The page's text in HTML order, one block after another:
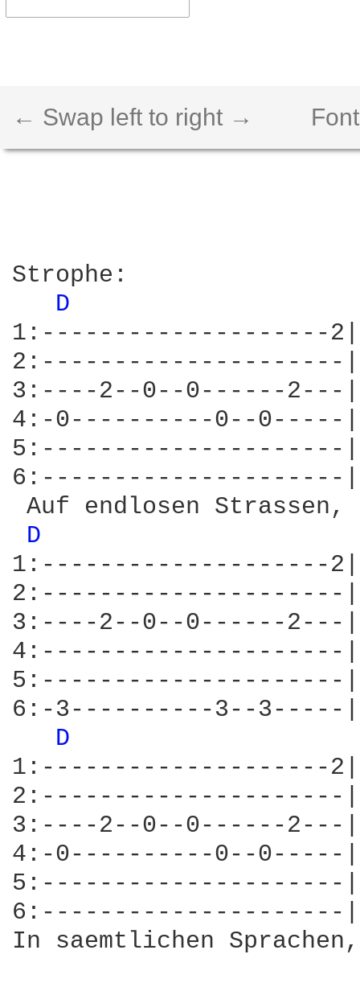
← Swap left to right →
Strophe:
D
1:--------------------
3:----2--0--0------
4:-0----------0--
6:---------------------
Auf endlosen
D
3:----2--0--0------
6:-3----------3--3-----|
D
1:--------------------
3:----2--0--0------
4:-0----------0--
6:---------------------
In saemtlichen